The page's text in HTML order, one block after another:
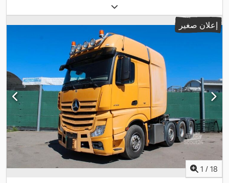
, تكوين المحور:
(TÜV):04/2026 , فرامل:المُبطئ, لون:أحمر, نوع التروس:ميكانيكي, فئة
الانبعاثات:يورو 3 , معدات:تكييف الهواء, سخان التدفئة أثناء التوقف, نظام
الفرامل المانعة للانغلاق (ABS),
إعلان صغير
1 / 18